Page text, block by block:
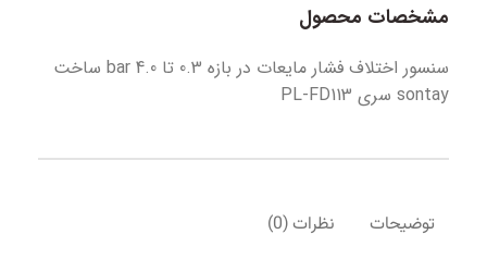
مشخصات محصول
سنسور اختلاف فشار مايعات در بازه 0.3 تا 4.0 bar ساخت
sontay سري PL-FD113
توضیحات نظرات (0)